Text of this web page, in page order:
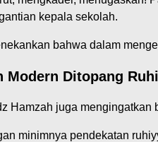
kepala sekolah.
bahwa dalam
Modern Ditopang
Hamzah juga
minimnya pendekatan